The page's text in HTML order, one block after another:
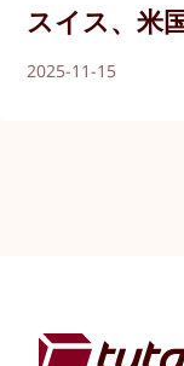
スイス、米
2025-11-15